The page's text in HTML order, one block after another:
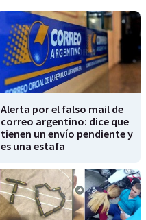
Alerta por el falso mail de
correo argentino: dice que
tienen un envío pendiente y
es una estafa